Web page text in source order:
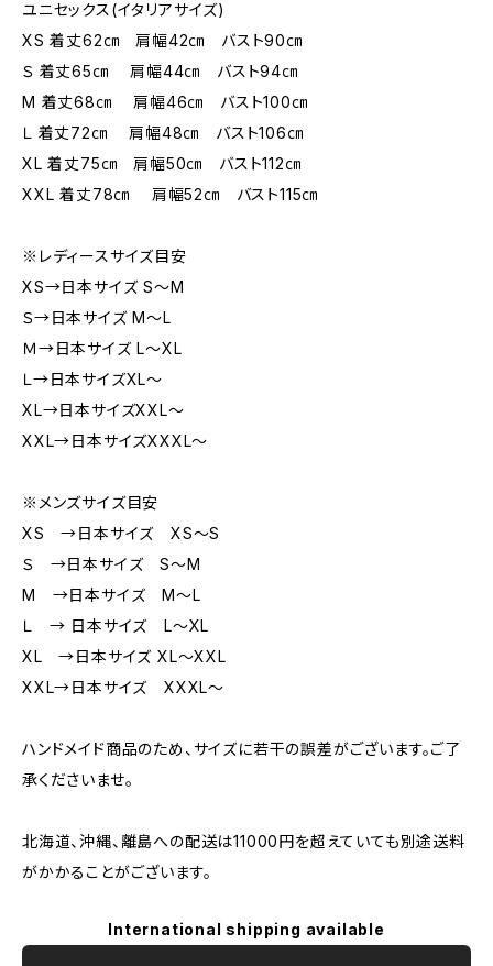
ユニセックス(イタリアサイズ)
XS 着丈62㎝ 肩幅42㎝ バスト90㎝
Ｓ 着丈65㎝ 肩幅44㎝ バスト94㎝
M 着丈68㎝ 肩幅46㎝ バスト100㎝
Ｌ 着丈72㎝ 肩幅48㎝ バスト106㎝
XL 着丈75㎝ 肩幅50㎝ バスト112㎝
XXL 着丈78㎝ 肩幅52㎝ バスト115㎝
※レディースサイズ目安
XS→日本サイズ S～M
Ｓ→日本サイズ M～L
Ｍ→日本サイズ L～XL
Ｌ→日本サイズXL～
XL→日本サイズXXL～
XXL→日本サイズXXXL～
※メンズサイズ目安
XS →日本サイズ XS～S
Ｓ →日本サイズ S～M
M →日本サイズ M～L
Ｌ → 日本サイズ L～XL
XL →日本サイズ XL～XXL
XXL→日本サイズ XXXL～
ハンドメイド商品のため、サイズに若干の誤差がございます。ご了
承くださいませ。
北海道、沖縄、離島への配送は11000円を超えていても別途送料
がかかることがございます。
International shipping available